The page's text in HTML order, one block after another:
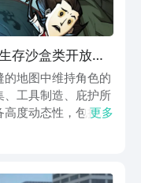
存沙盒类开放世
地图中维持角色的
工具制造、庇护所
度动态性，包括实
机事件，资源分布
更多